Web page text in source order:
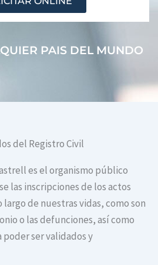
PAIS DEL MUNDO
del Registro Civil
es el organismo público
las inscripciones de los actos
de nuestras vidas, como son
o las defunciones, así como
ser validados y